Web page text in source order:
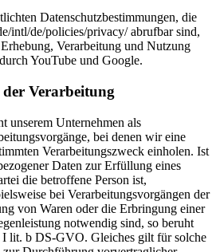
Datenschutzbestimmungen, die
intl/de/policies/privacy/ abrufbar sind,
Verarbeitung und Nutzung
YouTube und Google.
Verarbeitung
Unternehmen als
bei denen wir eine
Verarbeitungszweck einholen. Ist
Daten zur Erfüllung eines
die betroffene Person ist,
bei Verarbeitungsvorgängen der
von Waren oder die Erbringung einer
notwendig sind, so beruht
lit. b DS-GVO. Gleiches gilt für solche